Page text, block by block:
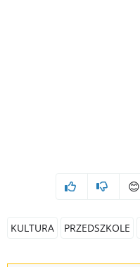
😊
KULTURA PRZEDSZKOLE